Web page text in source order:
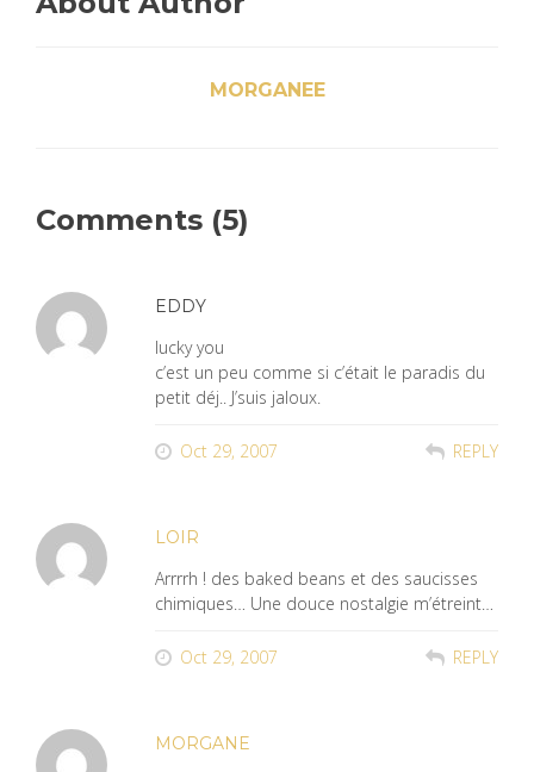
MORGANEE
Comments (5)
EDDY
lucky you
c’est un peu comme si c’était le paradis du
petit déj.. J’suis jaloux.
Oct 29, 2007 REPLY
LOIR
Arrrrh ! des baked beans et des saucisses
chimiques… Une douce nostalgie m’étreint…
Oct 29, 2007 REPLY
MORGANE